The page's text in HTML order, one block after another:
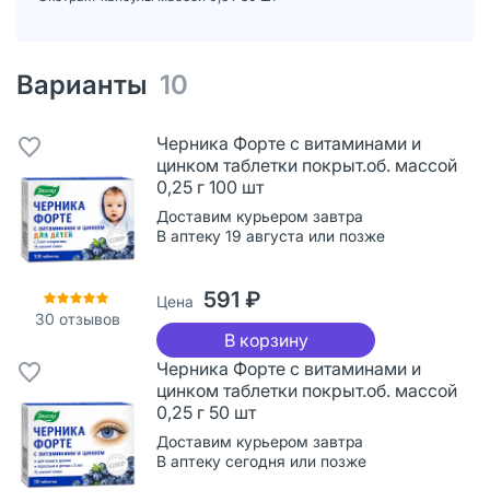
Варианты 10
30 отзывов
Черника Форте с витаминами и
цинком таблетки покрыт.об. массой
0,25 г 100 шт
Доставим курьером завтра
В аптеку 19 августа или позже
Цена 591 ₽
В корзину
Черника Форте с витаминами и
цинком таблетки покрыт.об. массой
0,25 г 50 шт
Доставим курьером завтра
В аптеку сегодня или позже